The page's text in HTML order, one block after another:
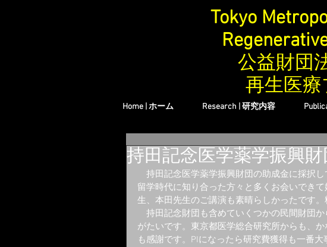
Tokyo
公益財団
再生医
Home | ホーム Research | 研究内容
持田記念医学薬学振興
持田記念医学薬学振興財団の助成金に採択
留学時代に知り合った方々と多くお会いでき
生、本田先生のご講演も素晴らしかったです。
持田記念財団も含めていくつかの民間財団
がたいです。東京都医学総合研究所からも、
も感謝です。PIになったら研究費獲得も一番